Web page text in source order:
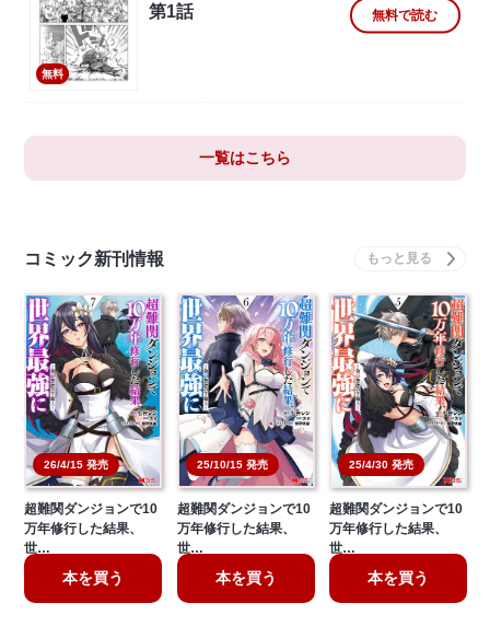
無料
第1話 無料で読む
一覧はこちら
コミック新刊情報
26/4/15 発売
超難関ダンジョンで10
万年修行した結果、
世…
本を買う
25/10/15 発売
超難関ダンジョンで10
万年修行した結果、
世…
本を買う
25/4/30 発売
超難関ダンジョンで10
万年修行した結果、
世…
本を買う